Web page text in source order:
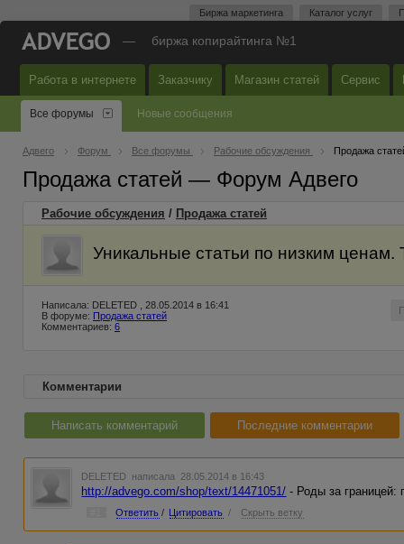
Биржа маркетинга Каталог услуг
— биржа копирайтинга №1
Работа в интернете Заказчику Магазин статей Сервис
Все форумы Новые сообщения
Адвего Форум Все форумы Рабочие обсуждения Продажа
Продажа статей — Форум Адвего
Рабочие обсуждения / Продажа статей
Уникальные статьи по низким
Написала: DELETED , 28.05.2014 в 16:41
В форуме: Продажа статей
Комментариев: 6
Комментарии
Написать комментарий Последние комментарии
DELETED написала 28.05.2014 в 16:43
http://advego.com/shop/text/14471051/ - Роды за
Ответить / Цитировать / Скрыть ветку